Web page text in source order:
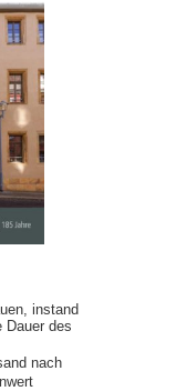
instand
Dauer des
nach